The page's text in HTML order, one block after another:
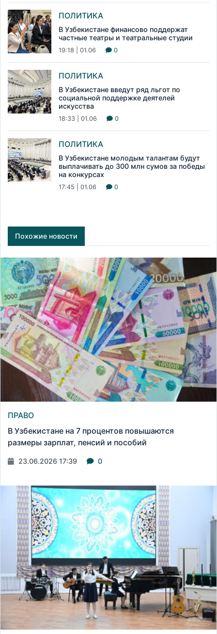
ПОЛИТИКА
В Узбекистане финансово поддержат
частные театры и театральные студии
19:18 | 01.06 0
ПОЛИТИКА
В Узбекистане введут ряд льгот по
социальной поддержке деятелей
искусства
18:33 | 01.06 0
ПОЛИТИКА
В Узбекистане молодым талантам будут
выплачивать до 300 млн сумов за победы
на конкурсах
17:45 | 01.06 0
Похожие новости
ПРАВО
В Узбекистане на 7 процентов повышаются
размеры зарплат, пенсий и пособий
23.06.2026 17:39 0